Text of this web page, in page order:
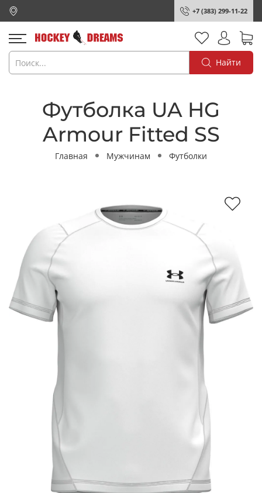
+7 (383) 299-11-22
Найти
Футболка UA HG
Armour Fitted SS
Главная Мужчинам Футболки